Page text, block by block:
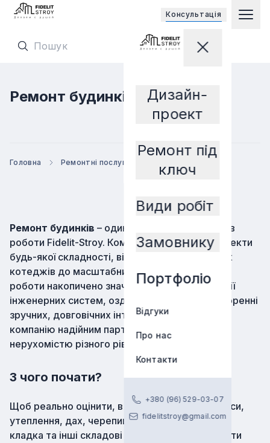
Перейти на головну сторінку
Дизайн-
проект
Ремонт під
ключ
Види робіт
Замовнику
Портфоліо
Відгуки
Про нас
Контакти
Замовнику
+380 (96) 529-03-07
fidelitstroy@gmail.com
Консультацiя Відкриває
Ремонт будинків
Головна Ремонтні послуги
Ремонт будинків – один з ключових напрямків
роботи Fidelit-Stroy. Команда береться за проекти
будь-якої складності, від невеликих заміських
котеджів до масштабних особняків. За роки
роботи накопичено значнийдосвідв адаптації
інженерних систем, оздобленні фасадів і створенні
зручних, довговічних інтер'єрів, що робить
компанію надійним партнером при роботі з
нерухомістю різного рівня.
З чого почати?
Щоб реально оцінити, в якому стані стіни, укоси,
утеплення, дах, черепиця, фундамент, фасад,
кладка та інші складові будови варто запросити